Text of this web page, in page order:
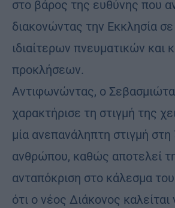
στο βάρος της ευθύνης που
διακονώντας την Εκκλησία
ιδιαίτερων πνευματικών και
προκλήσεων.
Αντιφωνώντας, ο
χαρακτήρισε τη στιγμή της
μία ανεπανάληπτη στιγμή
ανθρώπου, καθώς αποτελεί
ανταπόκριση στο κάλεσμα
ότι ο νέος Διάκονος